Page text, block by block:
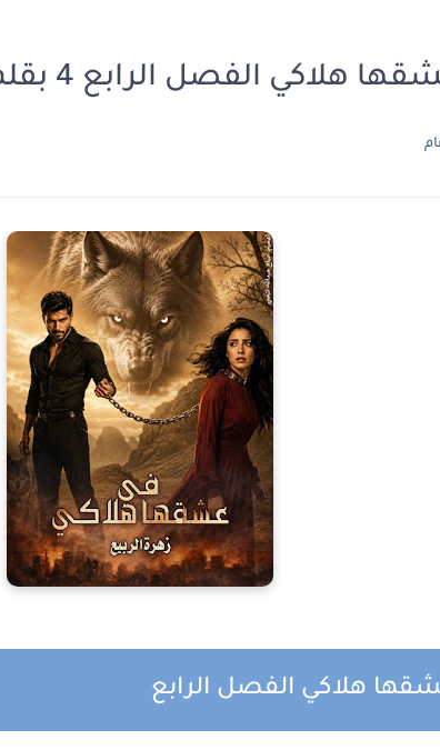
الفصل الرابع 4 بقلم زهرة الربيع
هلاكي الفصل الرابع